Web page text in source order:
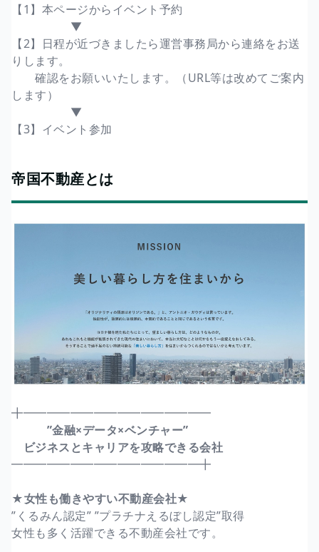
【1】本ページからイベント予約
▼
【2】日程が近づきましたら運営事務局から連絡をお送
りします。
確認をお願いいたします。（URL等は改めてご案内
します）
▼
【3】イベント参加
帝国不動産とは
╋━━━━━━━━━━━━━━━━
”金融×データ×ベンチャー”
ビジネスとキャリアを攻略できる会社
━━━━━━━━━━━━━━━━╋
★女性も働きやすい不動産会社★
”くるみん認定” ”プラチナえるぼし認定”取得
女性も多く活躍できる不動産会社です。